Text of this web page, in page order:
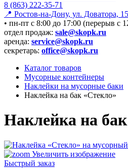
8 (863) 222-35-71
📍 Ростов-на-Дону, ул. Доватора,
• пн-пт c 8:00 до 17:00 (перерыв с
отдел продаж: sale@skopk.ru
аренда: service@skopk.ru
секретарь: office@skopk.ru
Каталог товаров
Мусорные контейнеры
Наклейки на мусорные баки
Наклейка на бак «Стекло»
Наклейка на
Увеличить изображение
Быстрый заказ